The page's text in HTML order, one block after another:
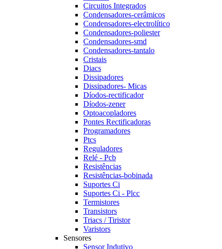
Circuitos Integrados
Condensadores-cerâmicos
Condensadores-electrolítico
Condensadores-poliester
Condensadores-smd
Condensadores-tantalo
Cristais
Diacs
Dissipadores
Dissipadores- Micas
Díodos-rectificador
Díodos-zener
Optoacopladores
Pontes Rectificadoras
Programadores
Ptcs
Reguladores
Relé - Pcb
Resistências
Resistências-bobinada
Suportes Ci
Suportes Ci - Plcc
Termistores
Transistors
Triacs / Tiristor
Varistors
Sensores
Sensor Indutivo